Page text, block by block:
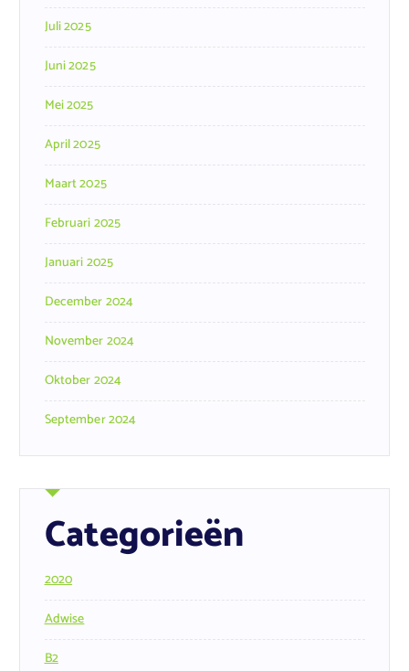
Juli 2025
Juni 2025
Mei 2025
April 2025
Maart 2025
Februari 2025
Januari 2025
December 2024
November 2024
Oktober 2024
September 2024
Categorieën
2020
Adwise
B2